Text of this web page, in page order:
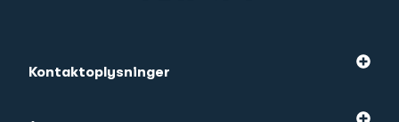
Kontaktoplysninger